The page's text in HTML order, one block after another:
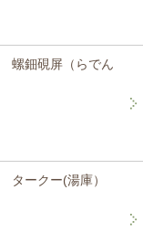
螺鈿硯屏（らでん
タークー(湯庫）